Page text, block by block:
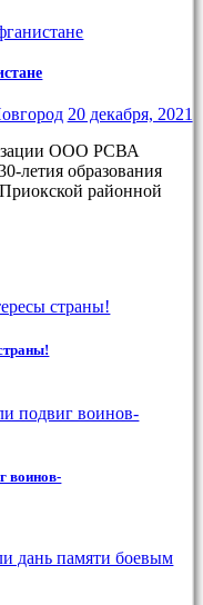
20 декабря, 2021
ООО РСВА
летия образования
районной
воинов-